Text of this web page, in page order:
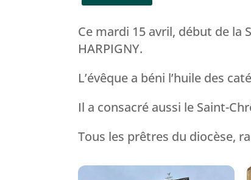
Ce mardi 15 avril, début de la
HARPIGNY.
L’évêque a béni l’huile des
Il a consacré aussi le Saint-
Tous les prêtres du diocèse,